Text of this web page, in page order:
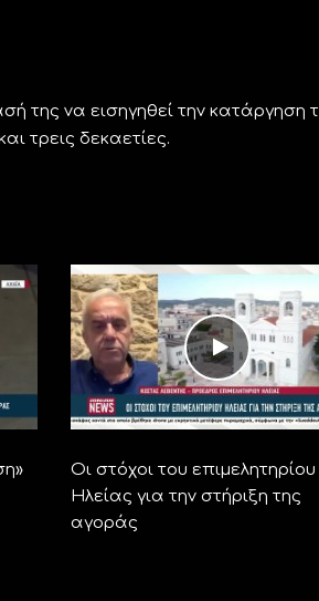
της να εισηγηθεί την κατάργηση
τρεις δεκαετίες.
Οι στόχοι του επιμελητηρίου
Ηλείας για την στήριξη της
αγοράς